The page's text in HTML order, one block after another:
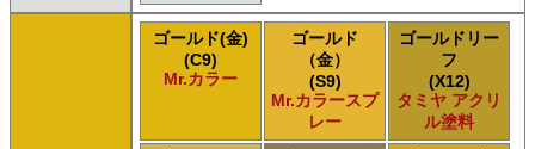
ゴールド(金)
(C9)
Mr.カラー
ゴールド
（金）
(S9)
Mr.カラースプ
レー
ゴールドリー
フ
(X12)
タミヤ アクリ
ル塗料